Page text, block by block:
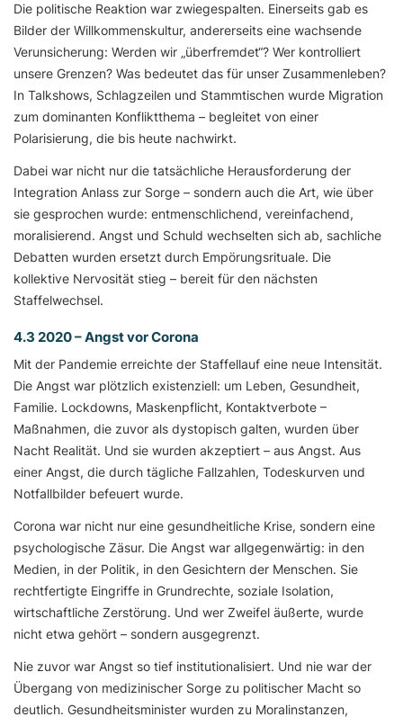
Die politische Reaktion war zwiegespalten. Einerseits gab es
Bilder der Willkommenskultur, andererseits eine wachsende
Verunsicherung: Werden wir „überfremdet“? Wer kontrolliert
unsere Grenzen? Was bedeutet das für unser Zusammenleben?
In Talkshows, Schlagzeilen und Stammtischen wurde Migration
zum dominanten Konfliktthema – begleitet von einer
Polarisierung, die bis heute nachwirkt.
Dabei war nicht nur die tatsächliche Herausforderung der
Integration Anlass zur Sorge – sondern auch die Art, wie über
sie gesprochen wurde: entmenschlichend, vereinfachend,
moralisierend. Angst und Schuld wechselten sich ab, sachliche
Debatten wurden ersetzt durch Empörungsrituale. Die
kollektive Nervosität stieg – bereit für den nächsten
Staffelwechsel.
4.3 2020 – Angst vor Corona
Mit der Pandemie erreichte der Staffellauf eine neue Intensität.
Die Angst war plötzlich existenziell: um Leben, Gesundheit,
Familie. Lockdowns, Maskenpflicht, Kontaktverbote –
Maßnahmen, die zuvor als dystopisch galten, wurden über
Nacht Realität. Und sie wurden akzeptiert – aus Angst. Aus
einer Angst, die durch tägliche Fallzahlen, Todeskurven und
Notfallbilder befeuert wurde.
Corona war nicht nur eine gesundheitliche Krise, sondern eine
psychologische Zäsur. Die Angst war allgegenwärtig: in den
Medien, in der Politik, in den Gesichtern der Menschen. Sie
rechtfertigte Eingriffe in Grundrechte, soziale Isolation,
wirtschaftliche Zerstörung. Und wer Zweifel äußerte, wurde
nicht etwa gehört – sondern ausgegrenzt.
Nie zuvor war Angst so tief institutionalisiert. Und nie war der
Übergang von medizinischer Sorge zu politischer Macht so
deutlich. Gesundheitsminister wurden zu Moralinstanzen,